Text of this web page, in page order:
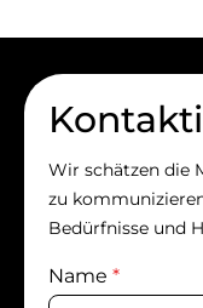
Wir schätzen die
zu
Bedürfnisse und
Name *